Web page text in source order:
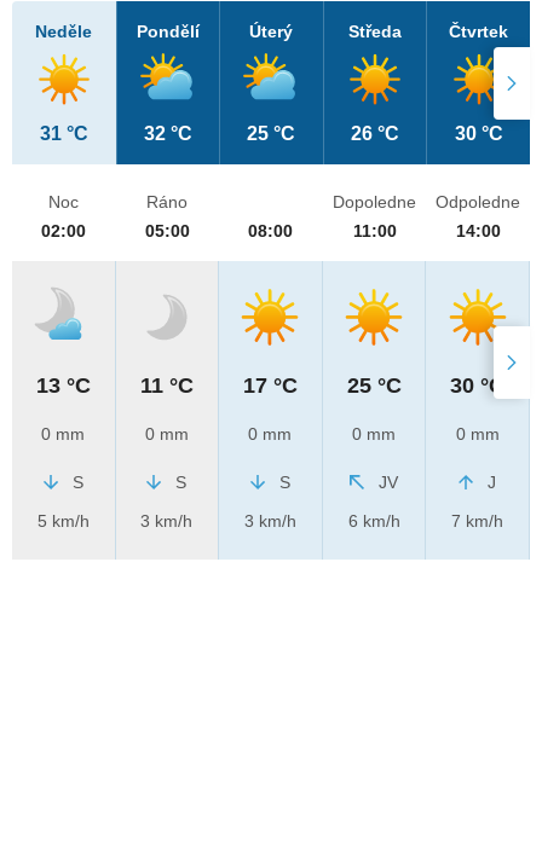
Neděle
31 °C
Pondělí
32 °C
Úterý
25 °C
Středa
26 °C
Čtvrtek
30 °C
Noc
02:00
13 °C
0 mm
S
5 km/h
Ráno
05:00
11 °C
0 mm
S
3 km/h
08:00
17 °C
0 mm
S
3 km/h
Dopoledne
11:00
25 °C
0 mm
JV
6 km/h
Odpoledne
14:00
30 °C
0 mm
J
7 km/h